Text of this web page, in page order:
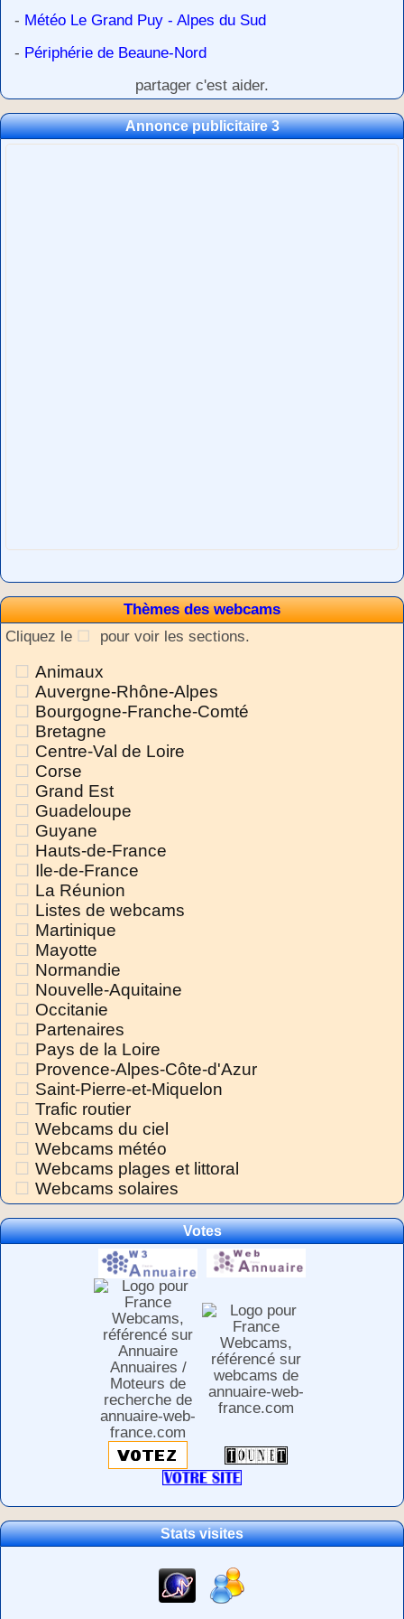
- Météo Le Grand Puy - Alpes du Sud
- Périphérie de Beaune-Nord
partager c'est aider.
Annonce publicitaire 3
Thèmes des webcams
Cliquez le
pour voir les sections.
Animaux
Auvergne-Rhône-Alpes
Bourgogne-Franche-Comté
Bretagne
Centre-Val de Loire
Corse
Grand Est
Guadeloupe
Guyane
Hauts-de-France
Ile-de-France
La Réunion
Listes de webcams
Martinique
Mayotte
Normandie
Nouvelle-Aquitaine
Occitanie
Partenaires
Pays de la Loire
Provence-Alpes-Côte-d'Azur
Saint-Pierre-et-Miquelon
Trafic routier
Webcams du ciel
Webcams météo
Webcams plages et littoral
Webcams solaires
Votes
Stats visites